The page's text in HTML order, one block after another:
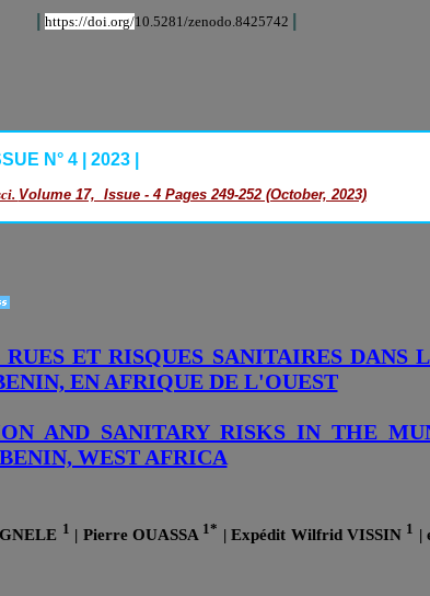
https://doi.org/10.5281/zenodo.8425742
N° 4 | 2023 |
Volume 17, Issue - 4 Pages 249-252 (October, 2023)
RUES ET RISQUES SANITAIRES DANS
EN AFRIQUE DE L'OUEST
AND SANITARY RISKS IN THE
WEST AFRICA
1 | Pierre OUASSA 1* | Expédit Wilfrid VISSIN 1 |